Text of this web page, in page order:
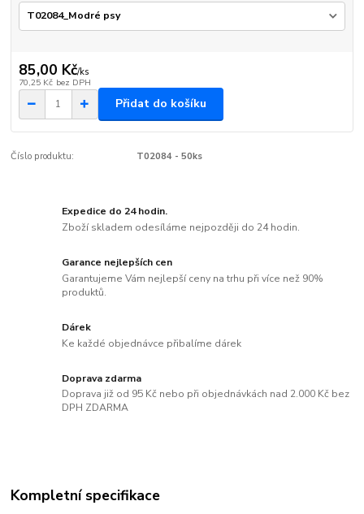
85,00 Kč/ks
70,25 Kč bez DPH
Přidat do košíku
Číslo produktu: T02084 - 50ks
Expedice do 24 hodin.
Zboží skladem odesíláme nejpozději do 24 hodin.
Garance nejlepších cen
Garantujeme Vám nejlepší ceny na trhu při více než 90%
produktů.
Dárek
Ke každé objednávce přibalíme dárek
Doprava zdarma
Doprava již od 95 Kč nebo při objednávkách nad 2.000 Kč bez
DPH ZDARMA
Kompletní specifikace